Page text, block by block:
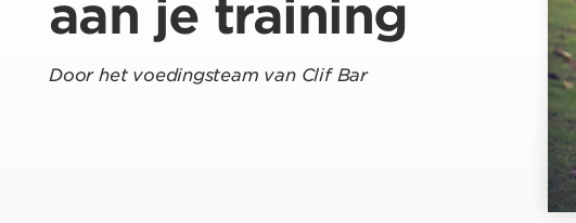
aan je training
Door het voedingsteam van Clif Bar